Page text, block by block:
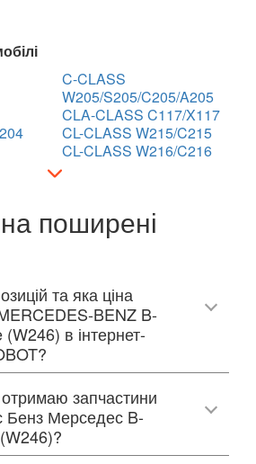
C-CLASS
W205/S205/C205/A205
CLA-CLASS C117/X117
CL-CLASS W215/C215
CL-CLASS W216/C216
на поширені
та яка ціна
BENZ B-
в інтернет-
запчастини
Мерседес B-